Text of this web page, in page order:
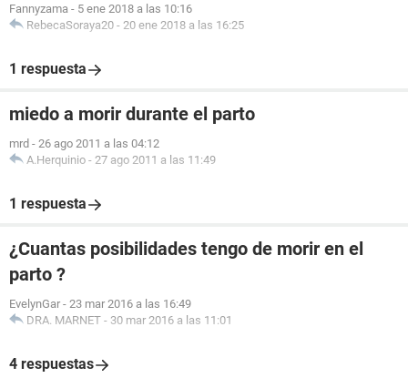
Fannyzama - 5 ene 2018 a las 10:16
RebecaSoraya20 - 20 ene 2018 a las 16:25
1 respuesta
miedo a morir durante el parto
mrd - 26 ago 2011 a las 04:12
A.Herquinio - 27 ago 2011 a las 11:49
1 respuesta
¿Cuantas posibilidades tengo de morir en el
parto ?
EvelynGar - 23 mar 2016 a las 16:49
DRA. MARNET - 30 mar 2016 a las 11:01
4 respuestas